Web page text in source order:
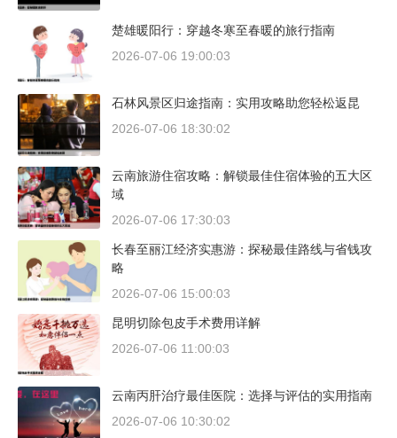
楚雄暖阳行：穿越冬寒至春暖的旅行指南
2026-07-06 19:00:03
石林风景区归途指南：实用攻略助您轻松返昆
2026-07-06 18:30:02
云南旅游住宿攻略：解锁最佳住宿体验的五大区
域
2026-07-06 17:30:03
长春至丽江经济实惠游：探秘最佳路线与省钱攻
略
2026-07-06 15:00:03
昆明切除包皮手术费用详解
2026-07-06 11:00:03
云南丙肝治疗最佳医院：选择与评估的实用指南
2026-07-06 10:30:02